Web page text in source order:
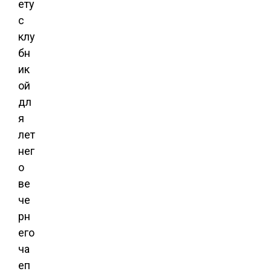
ету
с
клу
бн
ик
ой
дл
я
лет
нег
о
ве
че
рн
его
ча
еп